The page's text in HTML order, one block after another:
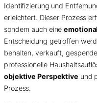
Identifizierung und
erleichtert. Dieser Prozess
sondern auch eine
Entscheidung getroffen
behalten, verkauft,
professionelle
objektive Perspektive und
Prozess.